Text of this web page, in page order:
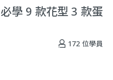
學 9 款花型 3 款蛋
172 位學員